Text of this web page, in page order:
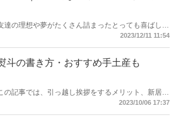
の理想や夢がたくさん詰まったとっても喜ばしい
ませんか？今回はアイテムの選び方のコツとおすす
2023/12/11 11:54
斗の書き方・おすすめ手土産も
記事では、引っ越し挨拶をするメリット、新居・
おすすめの手土産をご紹介します。すがすがしい気
2023/10/06 17:37